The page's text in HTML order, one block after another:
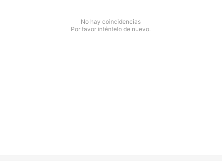
No hay coincidencias
Por favor inténtelo de nuevo.